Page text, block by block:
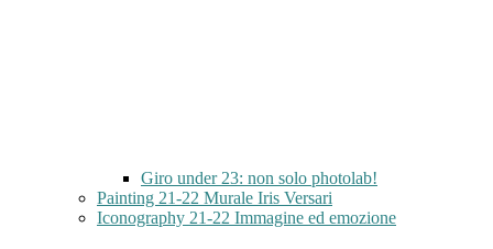
Giro under 23: non solo photolab!
Painting 21-22 Murale Iris Versari
Iconography 21-22 Immagine ed emozione